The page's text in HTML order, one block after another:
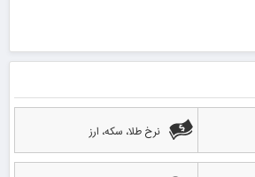
نرخ طلا، سکه، ارز